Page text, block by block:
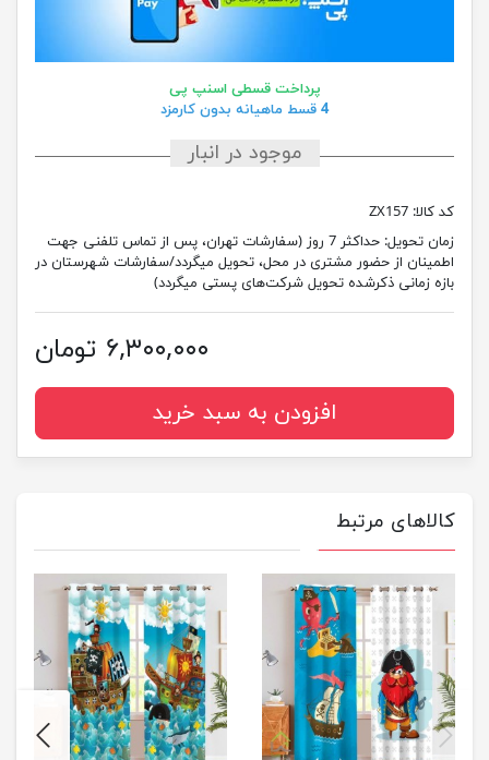
پرداخت قسطی اسنپ پی
4 قسط ماهیانه بدون کارمزد
موجود در انبار
کد کالا: ZX157
زمان تحویل:
حداکثر 7 روز (سفارشات تهران، پس از تماس تلفنی جهت
اطمینان از حضور مشتری در محل، تحویل میگردد/سفارشات شهرستان در
بازه زمانی ذکرشده تحویل شرکت‌های پستی میگردد)
۶,۳۰۰,۰۰۰ تومان
افزودن به سبد خرید
کالاهای مرتبط
previus